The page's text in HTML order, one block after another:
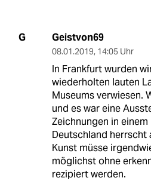
G Geistvon69
08.01.2019, 14:05 Uhr
In Frankfurt wurden
wiederholten lauten
Museums verwiesen.
und es war eine
Zeichnungen in
Deutschland herrscht
Kunst müsse
möglichst ohne
rezipiert werden.